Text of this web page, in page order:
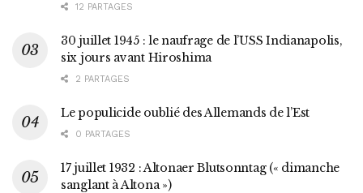
12 PARTAGES
30 juillet 1945 : le naufrage de l’USS Indianapolis,
six jours avant Hiroshima
2 PARTAGES
Le populicide oublié des Allemands de l’Est
0 PARTAGES
17 juillet 1932 : Altonaer Blutsonntag (« dimanche
sanglant à Altona »)